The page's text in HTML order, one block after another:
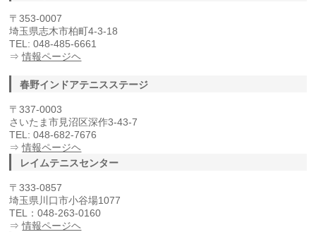
〒353-0007
埼玉県志木市柏町4-3-18
TEL: 048-485-6661
⇒情報ページヘ
春野インドアテニスステージ
〒337-0003
さいたま市見沼区深作3-43-7
TEL: 048-682-7676
⇒情報ページヘ
レイムテニスセンター
〒333-0857
埼玉県川口市小谷場1077
TEL：048-263-0160
⇒情報ページヘ